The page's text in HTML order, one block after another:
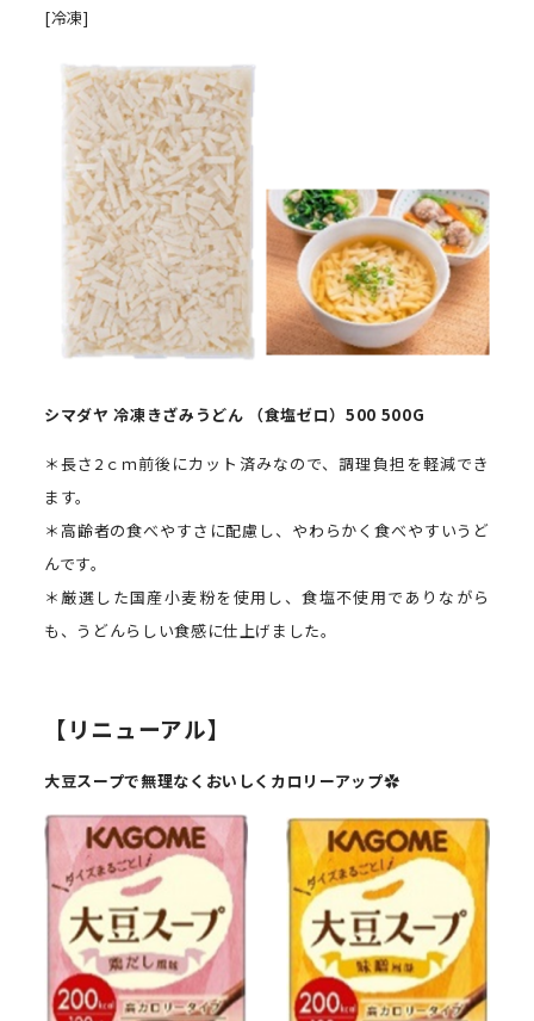
[冷凍]
シマダヤ冷凍きざみうどん （食塩ゼロ）500 500G
＊長さ2ｃｍ前後にカット済みなので、調理負担を軽減でき
ます。
＊高齢者の食べやすさに配慮し、やわらかく食べやすいうど
んです。
＊厳選した国産小麦粉を使用し、食塩不使用でありながら
も、うどんらしい食感に仕上げました。
【リニューアル】
大豆スープで無理なくおいしくカロリーアップ✿